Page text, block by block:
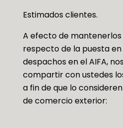
Estimados clientes.
A efecto de
respecto de la puesta
despachos en el AIFA,
compartir con ustedes
a fin de que lo
de comercio exterior: